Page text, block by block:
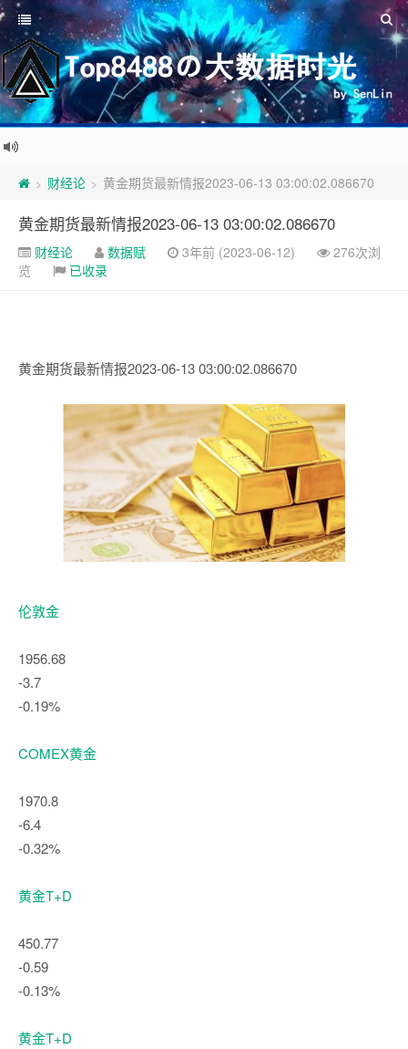
> 财经论 > 黄金期货最新情报2023-06-13 03:00:02.086670
黄金期货最新情报2023-06-13 03:00:02.086670
财经论 数据赋 3年前 (2023-06-12)
276次浏
览
已收录
黄金期货最新情报2023-06-13 03:00:02.086670
伦敦金
1956.68
-3.7
-0.19%
COMEX黄金
1970.8
-6.4
-0.32%
黄金T+D
450.77
-0.59
-0.13%
黄金T+D